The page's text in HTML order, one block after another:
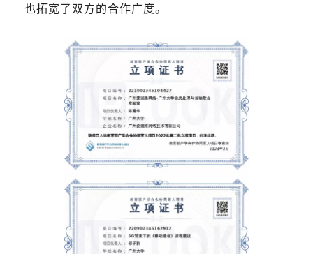
也拓宽了双方的合作广度。